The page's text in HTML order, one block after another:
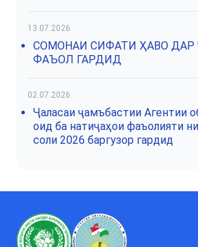
13.07.2026
СОМОНАИ СИФАТИ ҲАВО
ФАЪОЛ ГАРДИД
02.07.2026
Ҷаласаи ҷамъбастии Агентии
оид ба натиҷаҳои фаъолияти
соли 2026 баргузор гардид